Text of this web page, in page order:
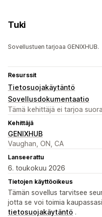
Tuki
Sovellustuen tarjoaa GENIXHUB.
Resurssit
Tietosuojakäytäntö
Sovellusdokumentaatio
Tämä kehittäjä ei tarjoa
Kehittäjä
GENIXHUB
Vaughan, ON, CA
Lanseerattu
6. toukokuu 2026
Tietojen käyttöoikeus
Tämän sovellus tarvitsee
jotta se voi toimia
tietosuojakäytäntö .